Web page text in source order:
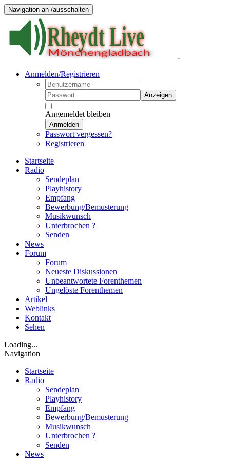
Navigation an-/ausschalten
Anmelden/Registrieren
Anzeigen
Angemeldet bleiben
Anmelden
Passwort vergessen?
Registrieren
Startseite
Radio
Sendeplan
Playhistory
Empfang
Bewerbung/Bemusterung
Musikwunsch
Unterbrochen ?
Senden
News
Forum
Forum
Neueste Diskussionen
Unbeantwortete Forenthemen
Ungelöste Forenthemen
Artikel
Weblinks
Kontakt
Sehen
Loading...
Navigation
Startseite
Radio
Sendeplan
Playhistory
Empfang
Bewerbung/Bemusterung
Musikwunsch
Unterbrochen ?
Senden
News